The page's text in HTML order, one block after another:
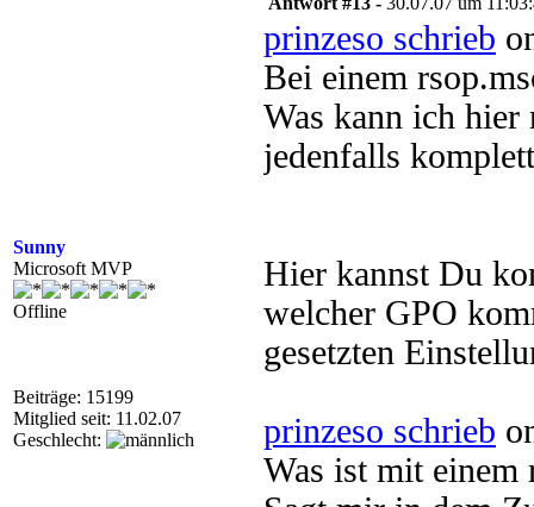
Sunny
Microsoft MVP
Offline
Beiträge: 15199
Mitglied seit: 11.02.07
Geschlecht:
prinzeso schrieb
Bei einem
Was kann ich hier
jedenfalls
Hier kannst Du
welcher GPO
gesetzten
prinzeso schrieb
Was ist mit einem